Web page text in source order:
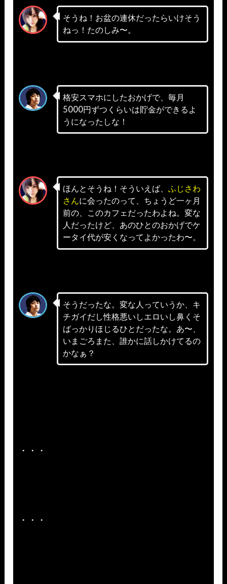
そうね！お盆の連休だったらいけそう
ねっ！たのしみ〜。
格安スマホにしたおかげで、毎月
5000円ずつくらいは貯金ができるよ
うになったしな！
ほんとそうね！そういえば、ふじさわ
さんに会ったのって、ちょうど一ヶ月
前の、このカフェだったわよね。変な
人だったけど、あのひとのおかげでケ
ータイ代が安くなってよかったわ〜。
そうだったな。変な人っていうか、キ
チガイだし性格悪いしエロいし鼻くそ
ばっかりほじるひとだったな。あ〜、
いまごろまた、誰かに話しかけてるの
かなぁ？
・・・
・・・